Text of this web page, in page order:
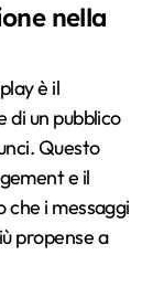
nella
è il
di un pubblico
Questo
e il
che i messaggi
propense a